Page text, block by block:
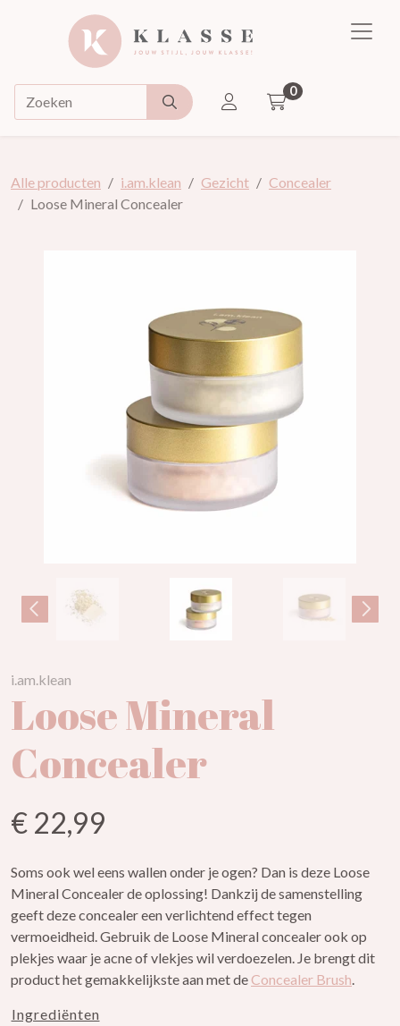
Klasse
Doorzoek de webshop
ACCOUNT
0
Alle producten i.am.klean Gezicht
Concealer
Loose Mineral Concealer
i.am.klean
Loose Mineral
Concealer
€ 22,99
Soms ook wel eens wallen onder je ogen? Dan is deze Loose
Mineral Concealer de oplossing! Dankzij de samenstelling
geeft deze concealer een verlichtend effect tegen
vermoeidheid. Gebruik de Loose Mineral concealer ook op
plekjes waar je acne of vlekjes wil verdoezelen. Je brengt dit
product het gemakkelijkste aan met de Concealer Brush.
Ingrediënten